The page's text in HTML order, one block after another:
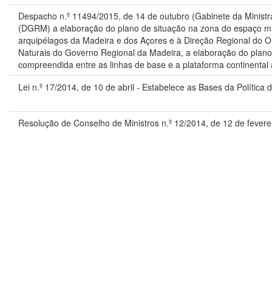
Despacho n.º 11494/2015, de 14 de outubro (Gabinete da
(DGRM) a elaboração do plano de situação na zona do espaço
arquipélagos da Madeira e dos Açores e à Direção Regional do
Naturais do Governo Regional da Madeira, a elaboração do
compreendida entre as linhas de base e a plataforma
Lei n.º 17/2014, de 10 de abril - Estabelece as Bases da Política
Resolução de Conselho de Ministros n.º 12/2014, de 12 de